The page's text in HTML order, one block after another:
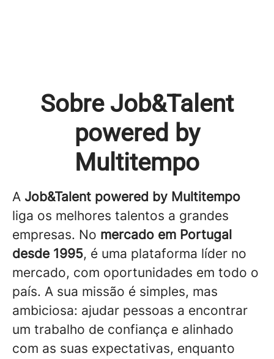
Sobre Job&Talent
powered by
Multitempo
A Job&Talent powered by Multitempo
liga os melhores talentos a grandes
empresas. No mercado em Portugal
desde 1995, é uma plataforma líder no
mercado, com oportunidades em todo o
país. A sua missão é simples, mas
ambiciosa: ajudar pessoas a encontrar
um trabalho de confiança e alinhado
com as suas expectativas, enquanto